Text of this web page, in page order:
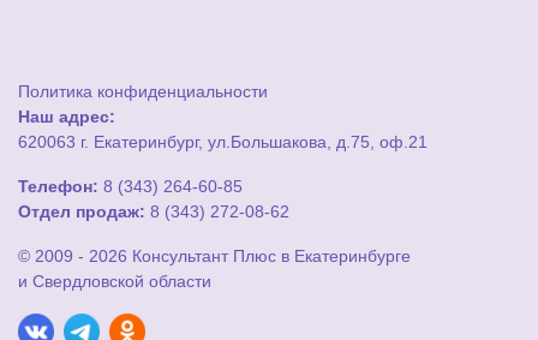
Политика конфиденциальности
Наш адрес:
620063 г. Екатеринбург, ул.Большакова, д.75, оф.21
Телефон: 8 (343) 264-60-85
Отдел продаж: 8 (343) 272-08-62
© 2009 - 2026 Консультант Плюс в Екатеринбурге
и Свердловской области